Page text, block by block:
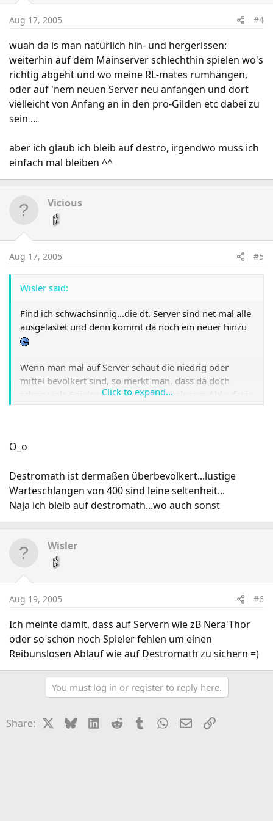
Aug 17, 2005 #4
wuah da is man natürlich hin- und hergerissen:
weiterhin auf dem Mainserver schlechthin spielen wo's
richtig abgeht und wo meine RL-mates rumhängen,
oder auf 'nem neuen Server neu anfangen und dort
vielleicht von Anfang an in den pro-Gilden etc dabei zu
sein ...
aber ich glaub ich bleib auf destro, irgendwo muss ich
einfach mal bleiben ^^
Vicious
Aug 17, 2005 #5
Wisler said:
Find ich schwachsinnig...die dt. Server sind net mal alle
ausgelastet und denn kommt da noch ein neuer hinzu
Wenn man mal auf Server schaut die niedrig oder
mittel bevölkert sind, so merkt man, dass da doch
schon viele Spieler zu einem Reibungslosem Ablauf wie
bspw. auf Destromath fehlen...
Click to expand...
O_o
Destromath ist dermaßen überbevölkert...lustige
Warteschlangen von 400 sind leine seltenheit...
Naja ich bleib auf destromath...wo auch sonst
Wisler
Aug 19, 2005 #6
Ich meinte damit, dass auf Servern wie zB Nera'Thor
oder so schon noch Spieler fehlen um einen
Reibunslosen Ablauf wie auf Destromath zu sichern =)
You must log in or register to reply here.
Share: BlueskyLinkedIn
Reddit TumblrWhatsApp
EmailLink